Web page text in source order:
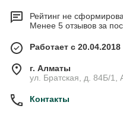
Рейтинг не
Менее 5 отзывов за
Работает с 20.04.2018
г. Алматы
ул. Братская, д. 84Б/1,
Контакты